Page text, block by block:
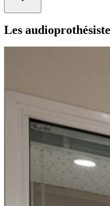
Moyens de transport
Bus - Infirmerie
Parking - Parking +
Parking - Place des
Les